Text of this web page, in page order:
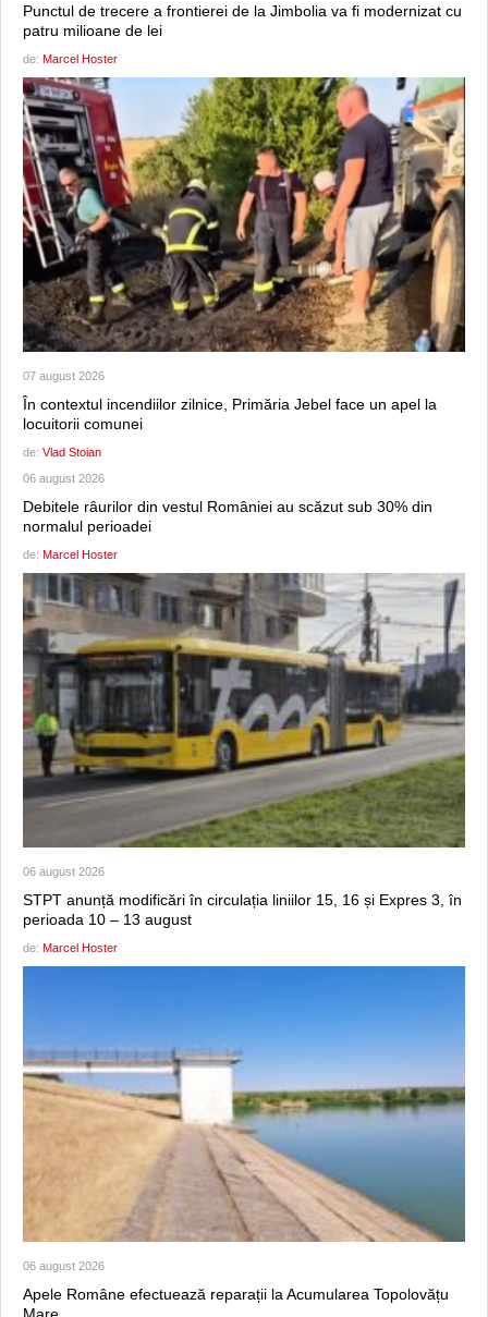
Punctul de trecere a frontierei de la Jimbolia va fi modernizat cu
patru milioane de lei
de: Marcel Hoster
07 august 2026
În contextul incendiilor zilnice, Primăria Jebel face un apel la
locuitorii comunei
de: Vlad Stoian
06 august 2026
Debitele râurilor din vestul României au scăzut sub 30% din
normalul perioadei
de: Marcel Hoster
06 august 2026
STPT anunță modificări în circulația liniilor 15, 16 și Expres 3, în
perioada 10 – 13 august
de: Marcel Hoster
06 august 2026
Apele Române efectuează reparații la Acumularea Topolovățu
Mare